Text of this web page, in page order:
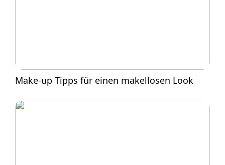
Make-up Tipps für einen makellosen Look